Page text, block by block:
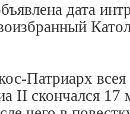
дата
Патриарх
II скончался 17